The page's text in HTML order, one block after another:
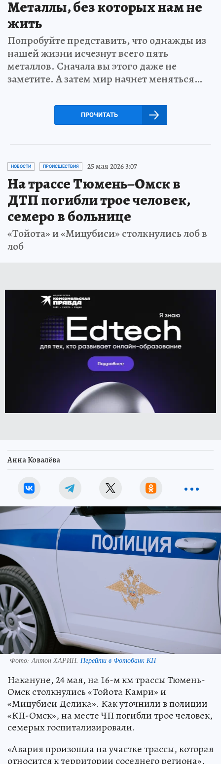
Металлы, без которых нам не
жить
Попробуйте представить, что однажды из
нашей жизни исчезнут всего пять
металлов. Сначала вы этого даже не
заметите. А затем мир начнет меняться…
ПРОЧИТАТЬ
НОВОСТИ ПРОИСШЕСТВИЯ 25 мая 2026 3:07
На трассе Тюмень–Омск в
ДТП погибли трое человек,
семеро в больнице
«Тойота» и «Мицубиси» столкнулись лоб в
лоб
Анна Ковалёва
Фото:Антон ХАРИН. Перейти в Фотобанк КП
Накануне, 24 мая, на 16-м км трассы Тюмень-
Омск столкнулись «Тойота Камри» и
«Мицубиси Делика». Как уточнили в полиции
«КП-Омск», на месте ЧП погибли трое человек,
семерых госпитализировали.
«Авария произошла на участке трассы, которая
относится к территории соседнего региона»,